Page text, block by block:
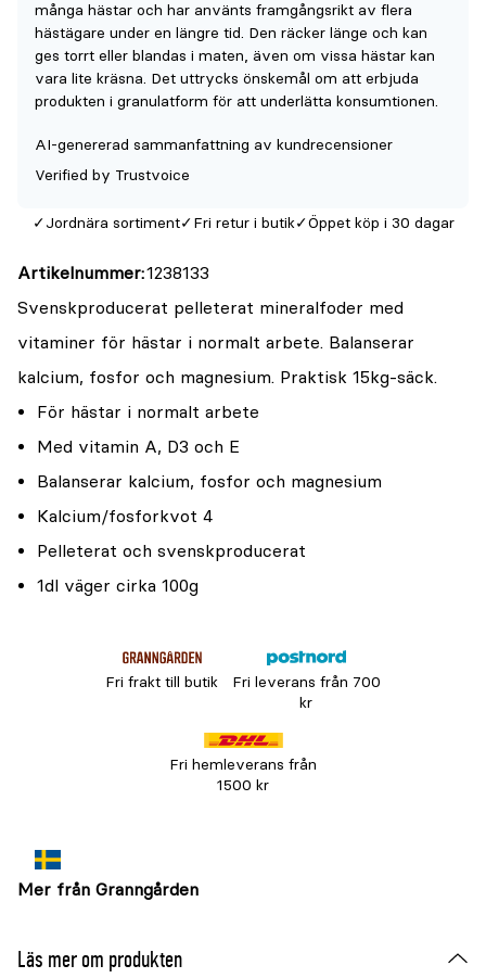
denna
produkt
är
{0}
av
många hästar och har använts framgångsrikt av flera
hästägare under en längre tid. Den räcker länge och kan
ges torrt eller blandas i maten, även om vissa hästar kan
vara lite kräsna. Det uttrycks önskemål om att erbjuda
produkten i granulatform för att underlätta konsumtionen.
AI-genererad sammanfattning av kundrecensioner
Verified by Trustvoice
Jordnära sortiment Fri retur i butik Öppet köp i 30 dagar
Artikelnummer 1238133
Svenskproducerat pelleterat mineralfoder med
vitaminer för hästar i normalt arbete. Balanserar
kalcium, fosfor och magnesium. Praktisk 15kg-säck.
För hästar i normalt arbete
Med vitamin A, D3 och E
Balanserar kalcium, fosfor och magnesium
Kalcium/fosforkvot 4
Pelleterat och svenskproducerat
1dl väger cirka 100g
Fri frakt till butik
Fri leverans från 700
kr
Fri hemleverans från
1500 kr
Mer från Granngården
Läs mer om produkten